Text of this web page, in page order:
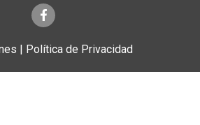
| Política de Privacidad